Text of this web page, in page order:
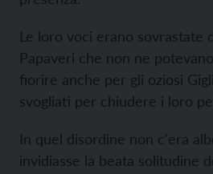
Le loro voci erano sovrastate
Papaveri che non ne
fiorire anche per gli oziosi
svogliati per chiudere i loro
In quel disordine non c'era
invidiasse la beata solitudine